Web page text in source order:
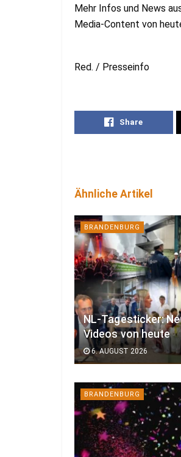
Mehr Infos und News
Media-Content von
Red. / Presseinfo
Share
Ähnliche Artikel
BRANDENBURG
NL-Tagesticker:
Videos von heute
6. AUGUST 2026
BRANDENBURG